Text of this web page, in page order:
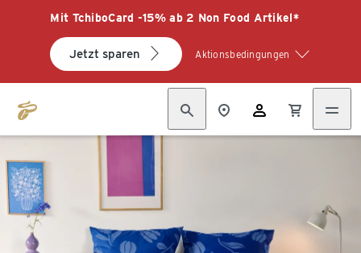
Mit TchiboCard -15% ab 2 Non Food Artikel*
Jetzt sparen Aktionsbedingungen